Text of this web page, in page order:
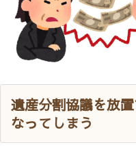
遺産分割協議を放
なってしまう